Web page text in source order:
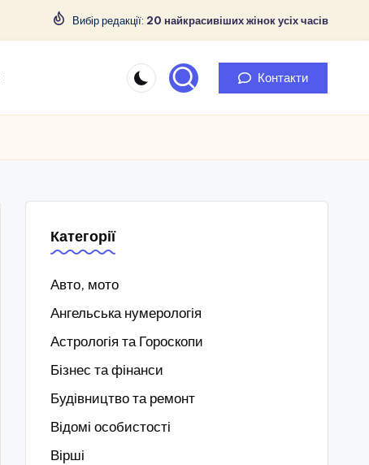
Вибір редакції: 20 найкрасивіших жінок усіх часів
Контакти
Категорії
Авто, мото
Ангельська нумерологія
Астрологія та Гороскопи
Бізнес та фінанси
Будівництво та ремонт
Відомі особистості
Вірші